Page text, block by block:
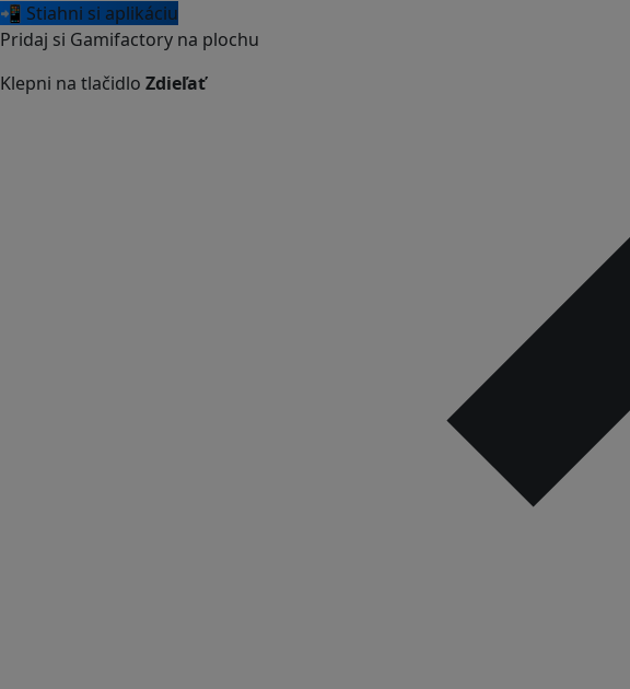
📲 Stiahni si aplikáciu
Pridaj si Gamifactory na plochu
Klepni na tlačidlo Zdieľať